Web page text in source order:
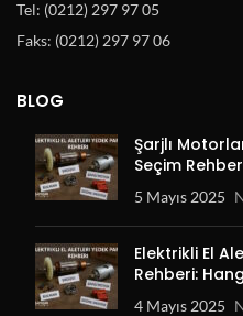
Tel: (0212) 297 97 05
Faks: (0212) 297 97 06
BLOG
Şarjlı
Seçim
5 Mayıs 2025
Elektrikli El
Rehberi:
4 Mayıs 2025